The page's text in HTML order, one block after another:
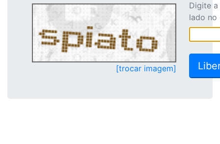
[trocar imagem]
Digite
lado no